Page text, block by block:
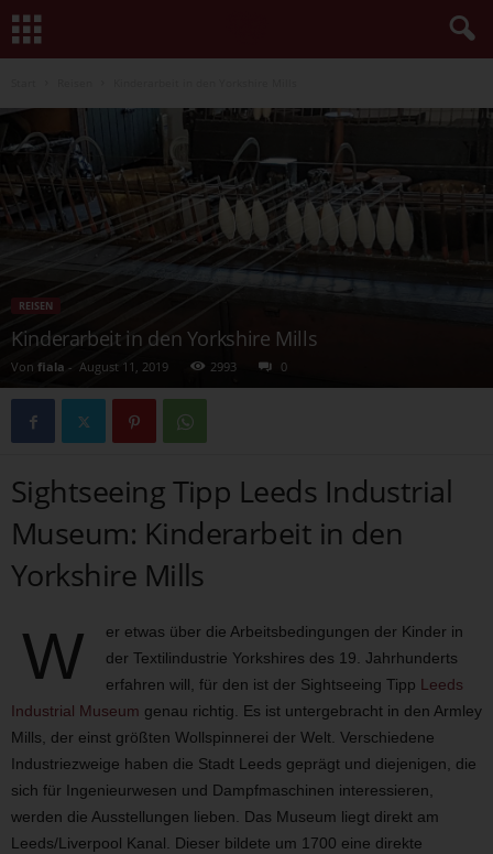
REISEN
Kinderarbeit in den Yorkshire Mills
Von fiala - August 11, 2019 2993 0
Sightseeing Tipp Leeds Industrial
Museum: Kinderarbeit in den
Yorkshire Mills
W
er etwas über die Arbeitsbedingungen der Kinder in
der Textilindustrie Yorkshires des 19. Jahrhunderts
erfahren will, für den ist der Sightseeing Tipp Leeds
Industrial Museum genau richtig. Es ist untergebracht in den Armley
Mills, der einst größten Wollspinnerei der Welt. Verschiedene
Industriezweige haben die Stadt Leeds geprägt und diejenigen, die
sich für Ingenieurwesen und Dampfmaschinen interessieren,
werden die Ausstellungen lieben. Das Museum liegt direkt am
Leeds/Liverpool Kanal. Dieser bildete um 1700 eine direkte